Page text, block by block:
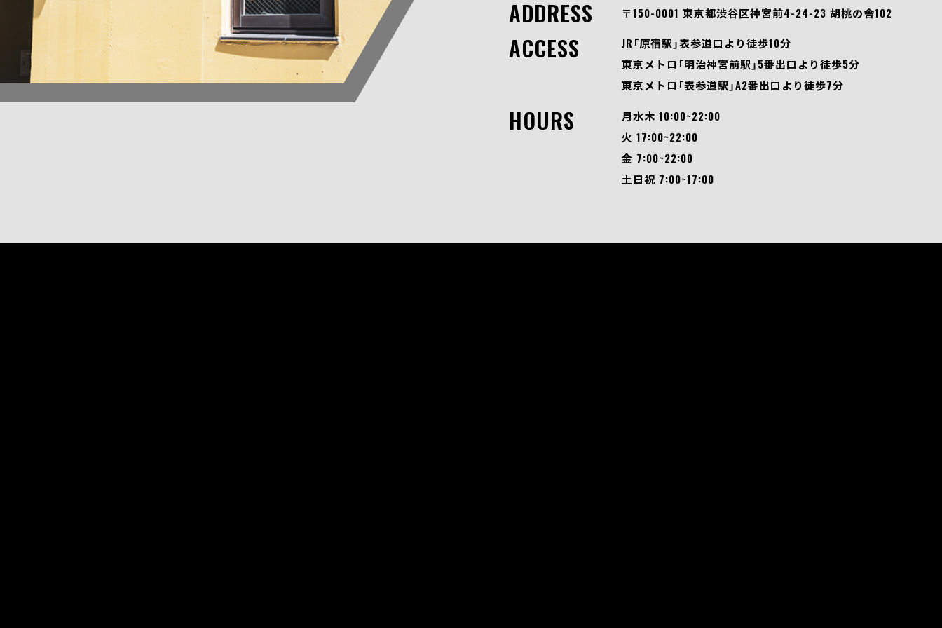
ADDRESS 〒150-0001 東京都渋谷区神宮前4-24-23 胡桃の舎102
ACCESS
JR「原宿駅」表参道口より徒歩10分
東京メトロ「明治神宮前駅」5番出口より徒歩5分
東京メトロ「表参道駅」A2番出口より徒歩7分
HOURS
月水木 10:00~22:00
火 17:00~22:00
金 7:00~22:00
土日祝 7:00~17:00